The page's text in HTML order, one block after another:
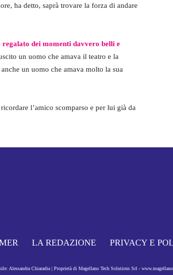
ha detto, saprà trovare la forza di andare
dei momenti davvero belli e
un uomo che amava il teatro e la
un uomo che amava molto la sua
l’amico scomparso e per lui già da
LA REDAZIONE PRIVACY E
Alessandra Chiaradia | Proprietà di Magellano Tech Solutions Srl -